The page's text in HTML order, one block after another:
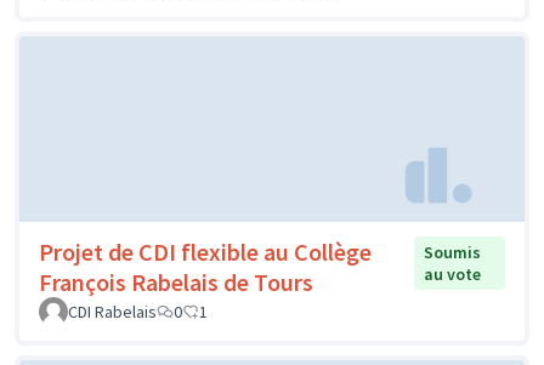
Projet de CDI flexible au Collège
François Rabelais de Tours
Soumis
au vote
CDI Rabelais
0 1